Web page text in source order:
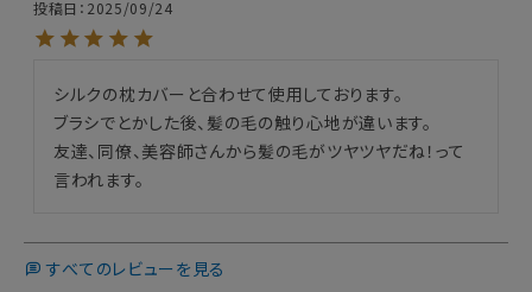
投稿日
2025/09/24
シルクの枕カバーと合わせて使用しております。
ブラシでとかした後、髪の毛の触り心地が違います。
友達、同僚、美容師さんから髪の毛がツヤツヤだね！って
言われます。
すべてのレビューを見る